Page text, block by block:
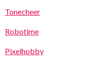
Tonecheer
Robotime
Pixelhobby